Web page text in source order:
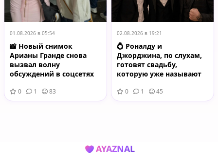
01.08.2026 в 05:54
📸 Новый снимок
Арианы Гранде снова
вызвал волну
обсуждений в соцсетях
0 1 83
02.08.2026 в 19:21
💍 Роналду и
Джорджина, по слухам,
готовят свадьбу,
которую уже называют
в мире спорта и шоу-
бизнеса
0 1 45
AYAZNAL